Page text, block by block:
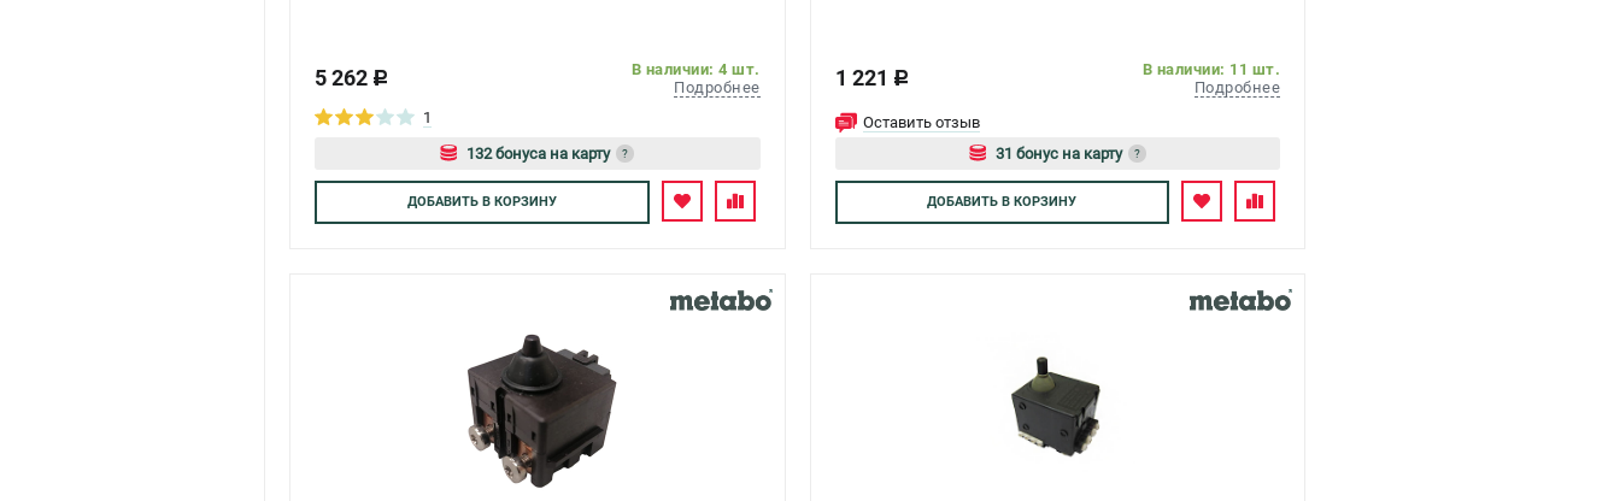
5 262 c
В наличии: 4 шт.
Подробнее
1
132 бонуса на карту
?
Авторизуйтесь
ДОБАВИТЬВ КОРЗИНУ
1 221 c
В наличии: 11 шт.
Подробнее
Оставить отзыв
31 бонус на карту
?
Авторизуйтесь
ДОБАВИТЬ В КОРЗИНУ